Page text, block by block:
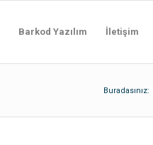
Barkod Yazılım İletişim
Buradasınız: